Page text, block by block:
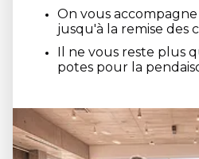
On vous
jusqu'à la remise des
Il ne vous reste plus
potes pour la